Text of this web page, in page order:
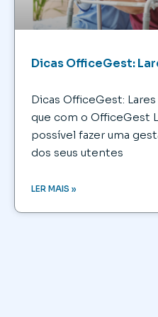
Dicas OfficeGest:
Dicas OfficeGest: Lares
que com o OfficeGest
possível fazer uma
dos seus utentes
LER MAIS »